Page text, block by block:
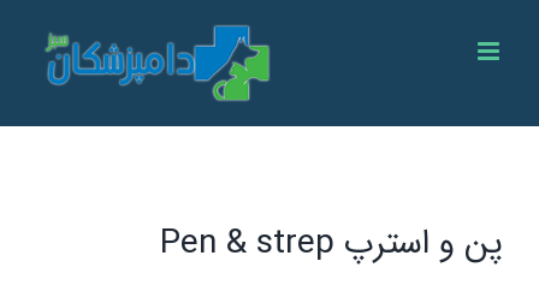
پن‌ و استرپ‌ Pen & strep